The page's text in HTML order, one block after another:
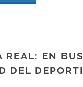
REAL: EN
DEL